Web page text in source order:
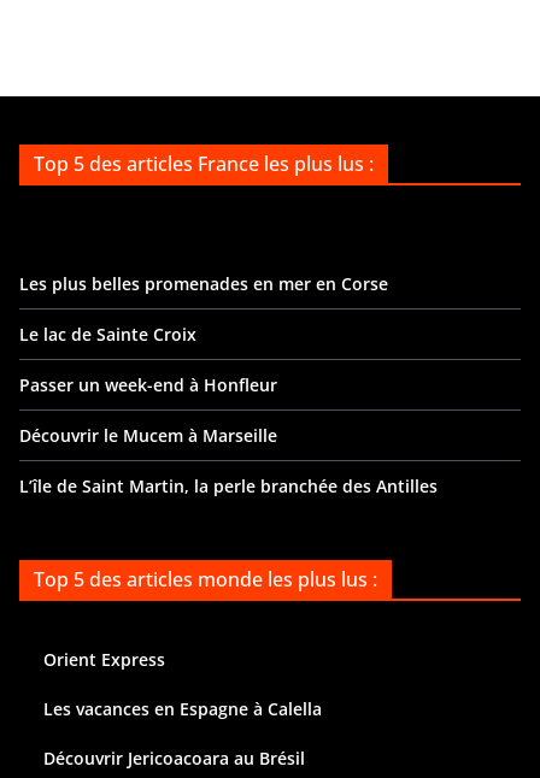
Top 5 des articles France les plus lus :
Les plus belles promenades en mer en Corse
Le lac de Sainte Croix
Passer un week-end à Honfleur
Découvrir le Mucem à Marseille
L’île de Saint Martin, la perle branchée des Antilles
Top 5 des articles monde les plus lus :
Orient Express
Les vacances en Espagne à Calella
Découvrir Jericoacoara au Brésil